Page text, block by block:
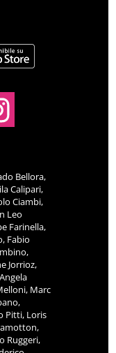
Bellora,
Calipari,
Ciambi,
Leo
Farinella,
Fabio
Jorrioz,
Marc
Pitti, Loris
Ruggeri,